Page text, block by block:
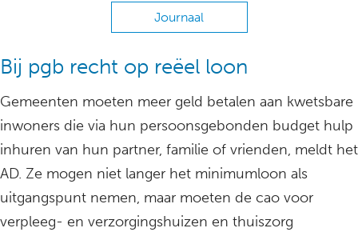
Journaal
Bij pgb recht op reëel loon
Gemeenten moeten meer geld betalen aan kwetsbare
inwoners die via hun persoonsgebonden budget hulp
inhuren van hun partner, familie of vrienden, meldt het
AD. Ze mogen niet langer het minimumloon als
uitgangspunt nemen, maar moeten de cao voor
verpleeg- en verzorgingshuizen en thuiszorg